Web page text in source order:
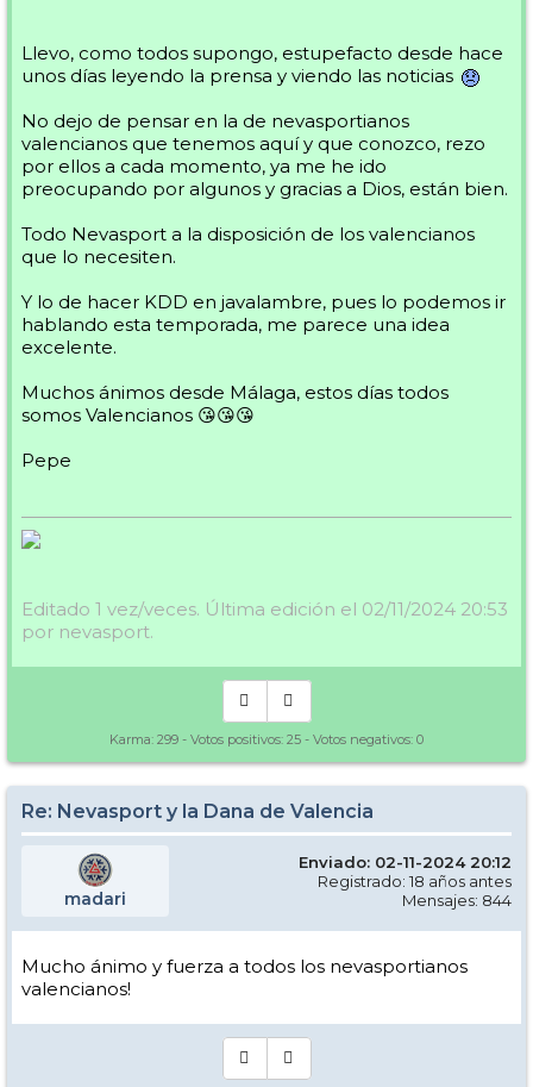
Llevo, como todos supongo, estupefacto desde hace
unos días leyendo la prensa y viendo las noticias
No dejo de pensar en la de nevasportianos
valencianos que tenemos aquí y que conozco, rezo
por ellos a cada momento, ya me he ido
preocupando por algunos y gracias a Dios, están bien.
Todo Nevasport a la disposición de los valencianos
que lo necesiten.
Y lo de hacer KDD en javalambre, pues lo podemos ir
hablando esta temporada, me parece una idea
excelente.
Muchos ánimos desde Málaga, estos días todos
somos Valencianos 😘😘😘
Pepe
Editado 1 vez/veces. Última edición el 02/11/2024 20:53
por nevasport.
Karma: 299 - Votos positivos: 25 - Votos negativos: 0
Re: Nevasport y la Dana de Valencia
madari
Enviado: 02-11-2024 20:12
Registrado: 18 años antes
Mensajes: 844
Mucho ánimo y fuerza a todos los nevasportianos
valencianos!